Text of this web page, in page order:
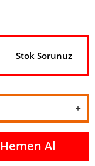
Stok Sorunuz
Hemen Al